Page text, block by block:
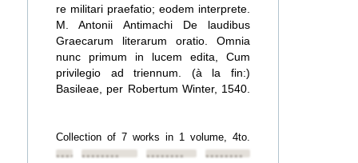
re militari praefatio; eodem interprete.
M. Antonii Antimachi De laudibus
Graecarum literarum oratio. Omnia
nunc primum in lucem edita, Cum
privilegio ad triennum. (à la fin:)
Basileae, per Robertum Winter, 1540.
Collection of 7 works in 1 volume, 4to.
•••••••••••••••• ••••••••
••••••••